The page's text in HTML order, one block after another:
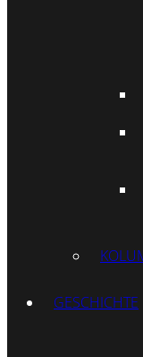
GESCHICHTE